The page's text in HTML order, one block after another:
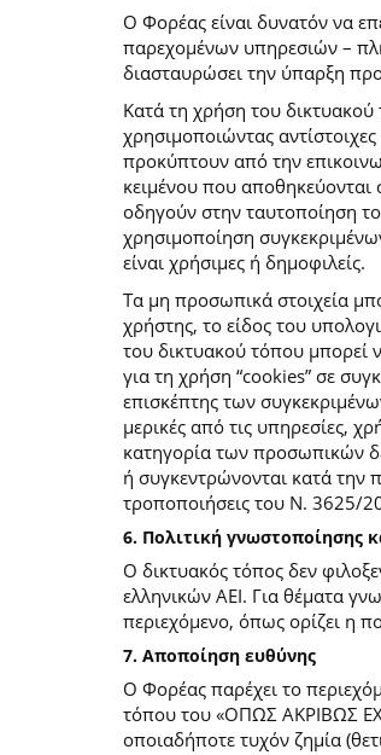
Ο Φορέας είναι δυνατόν να
παρεχομένων υπηρεσιών –
διασταυρώσει την ύπαρξη
Κατά τη χρήση του
χρησιμοποιώντας
προκύπτουν από την
κειμένου που
οδηγούν στην ταυτοποίηση
χρησιμοποίηση
είναι χρήσιμες ή δημοφιλείς.
Τα μη προσωπικά στοιχεία
χρήστης, το είδος του
του δικτυακού τόπου μπορεί
για τη χρήση “cookies” σε
επισκέπτης των
μερικές από τις υπηρεσίες,
κατηγορία των προσωπικών
ή συγκεντρώνονται κατά την
τροποποιήσεις του Ν. 3625/
6. Πολιτική γνωστοποίησης
Ο δικτυακός τόπος δεν
ελληνικών ΑΕΙ. Για θέματα
περιεχόμενο, όπως ορίζει η
7. Αποποίηση ευθύνης
Ο Φορέας παρέχει το
τόπου του «ΟΠΩΣ ΑΚΡΙΒΩΣ
οποιαδήποτε τυχόν ζημία